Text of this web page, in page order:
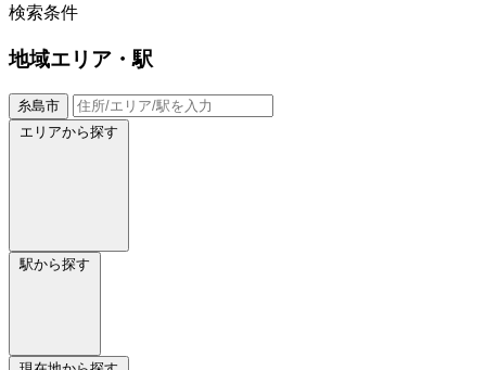
検索条件
地域エリア・駅
糸島市
エリアから探す
駅から探す